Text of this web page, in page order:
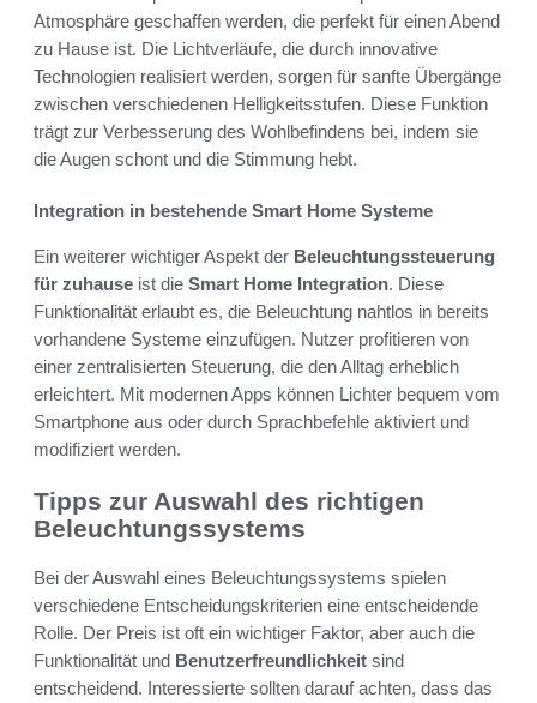
Atmosphäre geschaffen werden, die perfekt für einen Abend
zu Hause ist. Die Lichtverläufe, die durch innovative
Technologien realisiert werden, sorgen für sanfte Übergänge
zwischen verschiedenen Helligkeitsstufen. Diese Funktion
trägt zur Verbesserung des Wohlbefindens bei, indem sie
die Augen schont und die Stimmung hebt.
Integration in bestehende Smart Home Systeme
Ein weiterer wichtiger Aspekt der Beleuchtungssteuerung
für zuhause ist die Smart Home Integration. Diese
Funktionalität erlaubt es, die Beleuchtung nahtlos in bereits
vorhandene Systeme einzufügen. Nutzer profitieren von
einer zentralisierten Steuerung, die den Alltag erheblich
erleichtert. Mit modernen Apps können Lichter bequem vom
Smartphone aus oder durch Sprachbefehle aktiviert und
modifiziert werden.
Tipps zur Auswahl des richtigen
Beleuchtungssystems
Bei der Auswahl eines Beleuchtungssystems spielen
verschiedene Entscheidungskriterien eine entscheidende
Rolle. Der Preis ist oft ein wichtiger Faktor, aber auch die
Funktionalität und Benutzerfreundlichkeit sind
entscheidend. Interessierte sollten darauf achten, dass das